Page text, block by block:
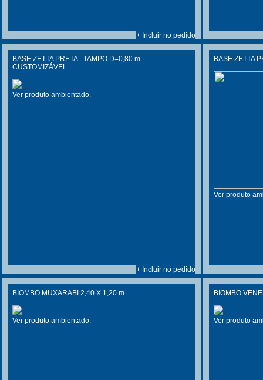
+ Incluir no pedido
BASE ZETTA PRETA - TAMPO D=0,80 m
CUSTOMIZÁVEL
Ver produto ambientado.
+ Incluir no pedido
BASE ZETTA
Ver produto
BIOMBO MUXARABI 2,40 X 1,20 m
Ver produto ambientado.
BIOMBO
Ver produto